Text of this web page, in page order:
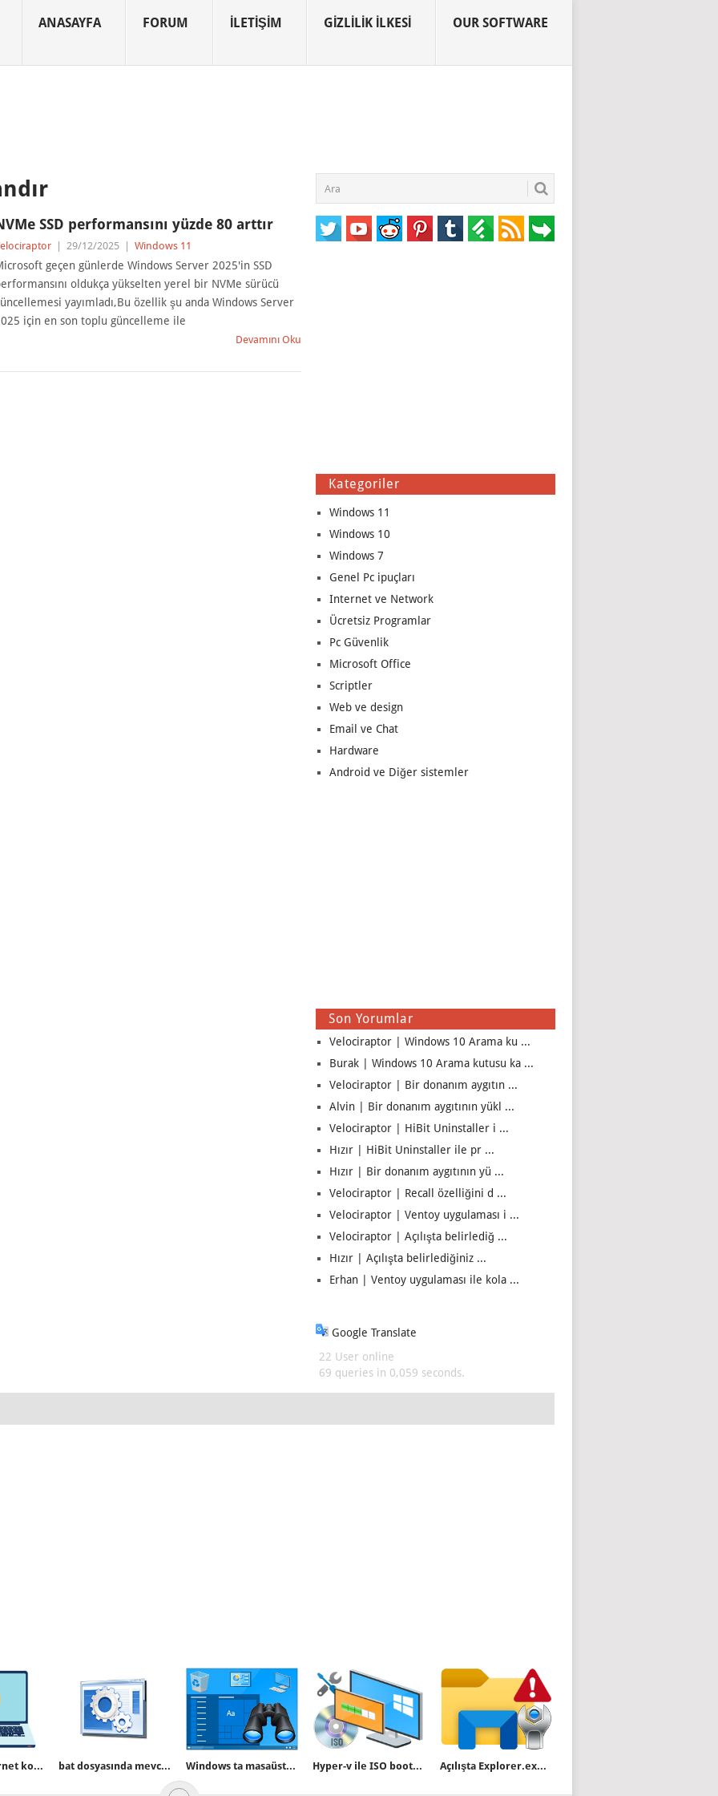
ANASAYFA FORUM İLETIŞIM GIZLILIK İLKESI OUR SOFTWARE
SSD performansını yüzde 80 arttır
29/12/2025 Windows 11
geçen günlerde Windows Server 2025'in SSD
oldukça yükselten yerel bir NVMe sürücü
yayımladı,Bu özellik şu anda Windows Server
için en son toplu güncelleme ile
Devamını Oku
Kategoriler
Windows 11
Windows 10
Windows 7
Genel Pc ipuçları
Internet ve Network
Ücretsiz Programlar
Pc Güvenlik
Microsoft Office
Scriptler
Web ve design
Email ve Chat
Hardware
Android ve Diğer sistemler
Son Yorumlar
Velociraptor | Windows 10 Arama ku ...
Burak | Windows 10 Arama kutusu ka ...
Velociraptor | Bir donanım aygıtın ...
Alvin | Bir donanım aygıtının yükl ...
Velociraptor | HiBit Uninstaller i ...
Hızır | HiBit Uninstaller ile pr ...
Hızır | Bir donanım aygıtının yü ...
Velociraptor | Recall özelliğini d ...
Velociraptor | Ventoy uygulaması i ...
Velociraptor | Açılışta belirlediğ ...
Hızır | Açılışta belirlediğiniz ...
Erhan | Ventoy uygulaması ile kola ...
Google Translate
22 User online
69 queries in 0,059 seconds.
Portable internet kota ölçme yazılımları bat dosyasında mevcut dizin işlemleri Windows ta masaüstü simgelerini etkinleştirelim Hyper-v ile ISO bootlumu değilmi öğrenelim Açılışta Explorer.exe Hizmetinin Başlamaması